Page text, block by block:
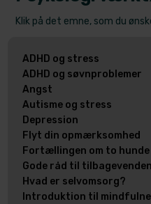
Klik på det emne, som du
ADHD og stress
ADHD og søvnproblemer
Angst
Autisme og stress
Depression
Flyt din opmærksomhed
Fortællingen om to hunde
Gode råd til
Hvad er selvomsorg?
Introduktion til